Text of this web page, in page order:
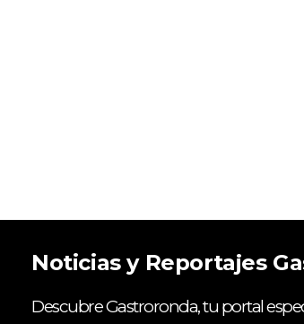
Noticias y Reportajes
Descubre Gastroronda, tu portal